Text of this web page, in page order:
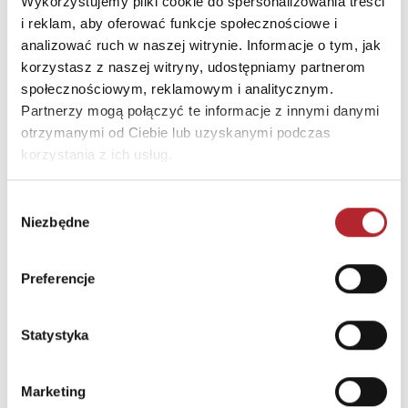
i reklam, aby oferować funkcje społecznościowe i
analizować ruch w naszej witrynie. Informacje o tym, jak
korzystasz z naszej witryny, udostępniamy partnerom
społecznościowym, reklamowym i analitycznym.
Partnerzy mogą połączyć te informacje z innymi danymi
otrzymanymi od Ciebie lub uzyskanymi podczas
korzystania z ich usług.
zgody
Niezbędne
Preferencje
Statystyka
Marketing
służy do zabawy. Korzystać pod nadzorem osoby
dorosłej.
INNI KLIENCI KUPOWALI